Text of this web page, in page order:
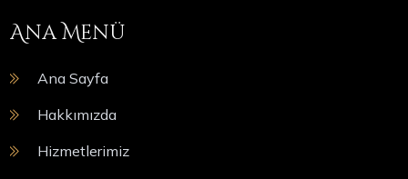
Ana Menü
Ana Sayfa
Hakkımızda
Hizmetlerimiz